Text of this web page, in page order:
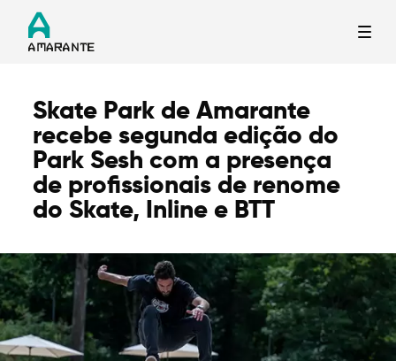
Termo de Pesquisa
Filtros
Skate Park de Amarante
recebe segunda edição do
Park Sesh com a presença
de profissionais de renome
do Skate, Inline e BTT